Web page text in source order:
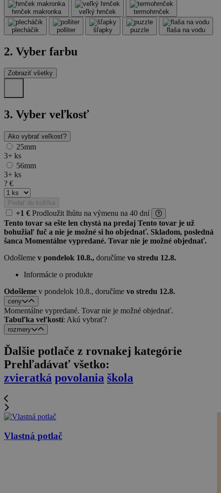
hrnček makronka veľký hrnček termohrnček
plecháčik polliter šľapky puzzle flaša na vodu
2. Vyber farbu
Zobraziť všetky
3. Vyber veľkosť
Ako vybrať veľkosť?
25mm
3+ ks
56mm
3+ ks
? €
Pridať do košíka
+1 € Prodloužit lhůtu na výmenu na 40 dní
Tento tovar sa ešte len chystá na predaj Tento tovar je už
bohužiaľ fuč a nie je možné si ho objednať. Skladom, posledná
šanca Momentálne vypredané. Tovar nie je možné objednať.
Odošleme v pondelok 10.8., doručíme vo stredu 12.8.
Informácie o produkte
Odošleme v pondelok 10.8., doručíme vo stredu 12.8.
ceny
Momentálne vypredané. Tovar nie je možné objednať.
Tabuľka veľkostí: Akú vybrať?
rozmery
Ďalšie potlače z rovnakej kategórie
Prehľadávať všetko:
zvieratká povolania škola
Vlastná potlač